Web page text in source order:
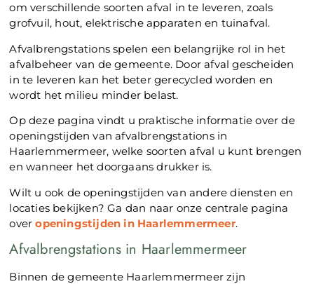
om verschillende soorten afval in te leveren, zoals
grofvuil, hout, elektrische apparaten en tuinafval.
Afvalbrengstations spelen een belangrijke rol in het
afvalbeheer van de gemeente. Door afval gescheiden
in te leveren kan het beter gerecycled worden en
wordt het milieu minder belast.
Op deze pagina vindt u praktische informatie over de
openingstijden van afvalbrengstations in
Haarlemmermeer, welke soorten afval u kunt brengen
en wanneer het doorgaans drukker is.
Wilt u ook de openingstijden van andere diensten en
locaties bekijken? Ga dan naar onze centrale pagina
overopeningstijden in Haarlemmermeer.
Afvalbrengstations in Haarlemmermeer
Binnen de gemeente Haarlemmermeer zijn